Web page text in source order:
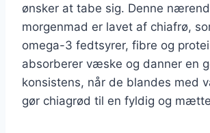
ønsker at tabe sig. Denne
morgenmad er lavet af chiafrø,
omega-3 fedtsyrer, fibre og
absorberer væske og danner en
konsistens, når de blandes med
gør chiagrød til en fyldig og